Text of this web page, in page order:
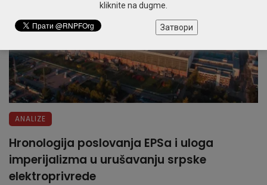
ANALIZE
Hronologija poslovanja EPSa i uloga
imperijalizma u urušavanju srpske
elektroprivrede
kliknite na dugme.
Затвори